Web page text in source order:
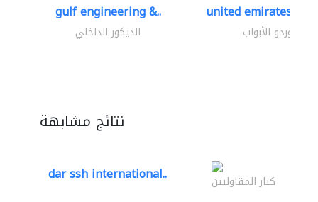
gulf engineering &..
الديكور الداخلي
united emirates
موردو الأبواب
نتائج مشابهة
dar ssh international.. كبار المقاوليين